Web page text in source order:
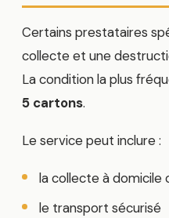
Certains prestataires
collecte et une
La condition la plus
5 cartons.
Le service peut inclure :
la collecte à domicile
le transport sécurisé